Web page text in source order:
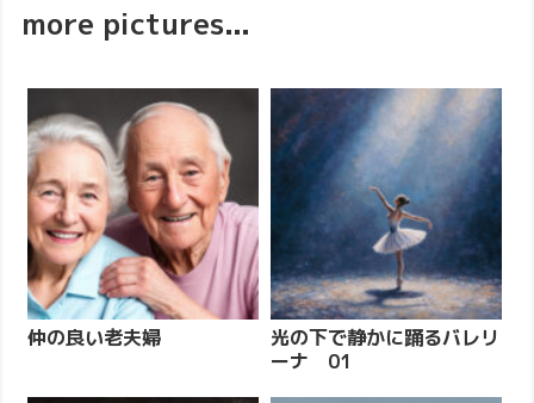
more pictures...
仲の良い老夫婦
光の下で静かに踊るバレリ
ーナ 01